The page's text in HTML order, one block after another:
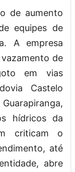
de aumento
equipes de
A empresa
de
em vias
Castelo
hídricos da
criticam o
até
abre